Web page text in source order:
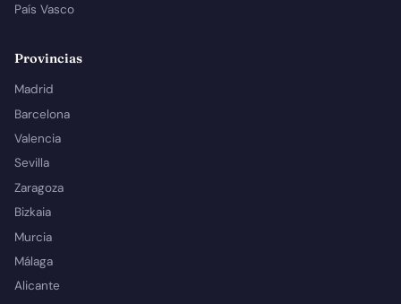
País Vasco
Provincias
Madrid
Barcelona
Valencia
Sevilla
Zaragoza
Bizkaia
Murcia
Málaga
Alicante